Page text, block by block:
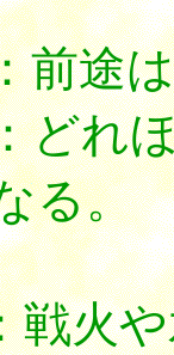
前途
どれ
る。
戦火